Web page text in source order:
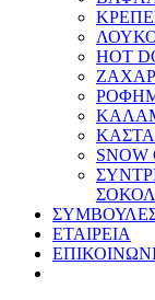
HOT
SNOW
ΕΤΑΙΡΕΙΑ